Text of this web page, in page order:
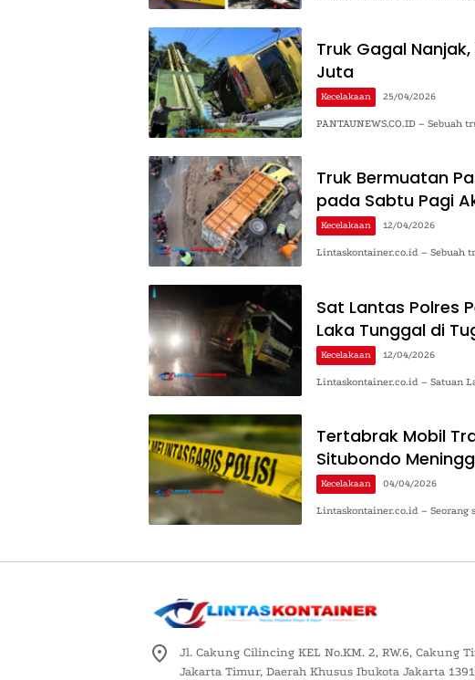
Truk Gagal
Juta
Kecelakaan 25/04/2026
PANTAUNEWS.CO.ID –
Truk Bermuatan
pada Sabtu Pagi
Kecelakaan 12/04/2026
Lintaskontainer.co.id – Sebuah
Sat Lantas Polres
Laka Tunggal di
Kecelakaan 12/04/2026
Lintaskontainer.co.id – Satuan
Tertabrak Mobil
Situbondo
Kecelakaan 04/04/2026
Lintaskontainer.co.id –
Jl. Cakung Cilincing KEL No.KM. 2, RW.6, Cakung
Jakarta Timur, Daerah Khusus Ibukota Jakarta